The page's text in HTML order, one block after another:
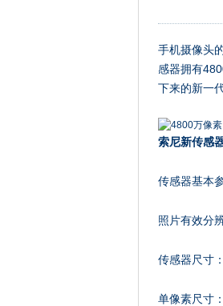
手机摄像头
感器拥有
下来的新一
索尼新传感
传感器基本
照片有效分
传感器尺寸
单像素尺寸